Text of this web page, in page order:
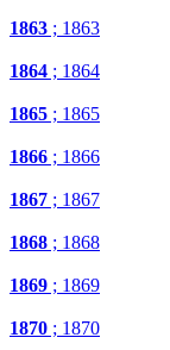
1863 ; 1863
1864 ; 1864
1865 ; 1865
1866 ; 1866
1867 ; 1867
1868 ; 1868
1869 ; 1869
1870 ; 1870